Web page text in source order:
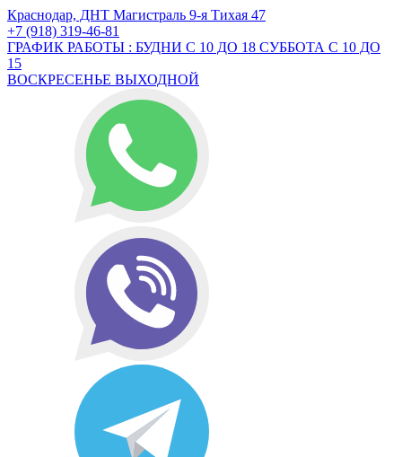
Краснодар, ДНТ Магистраль 9-я Тихая 47
+7 (918) 319-46-81
ГРАФИК РАБОТЫ : БУДНИ С 10 ДО 18 СУББОТА С 10 ДО
15
ВОСКРЕСЕНЬЕ ВЫХОДНОЙ